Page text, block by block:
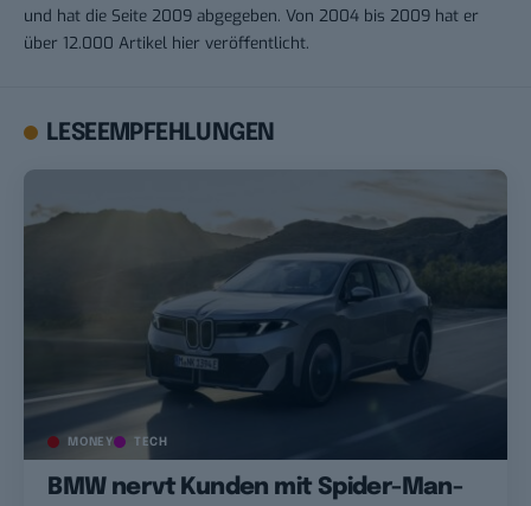
und hat die Seite 2009 abgegeben. Von 2004 bis 2009 hat er
über 12.000 Artikel hier veröffentlicht.
LESEEMPFEHLUNGEN
MONEY TECH
BMW nervt Kunden mit Spider-Man-